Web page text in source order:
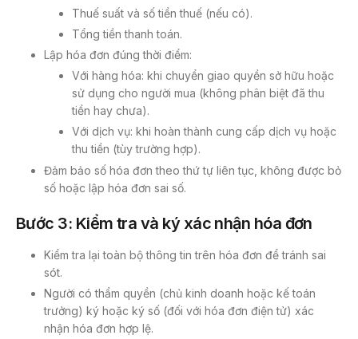
Thuế suất và số tiền thuế (nếu có).
Tổng tiền thanh toán.
Lập hóa đơn đúng thời điểm:
Với hàng hóa: khi chuyển giao quyền sở hữu hoặc
sử dụng cho người mua (không phân biệt đã thu
tiền hay chưa).
Với dịch vụ: khi hoàn thành cung cấp dịch vụ hoặc
thu tiền (tùy trường hợp).
Đảm bảo số hóa đơn theo thứ tự liên tục, không được bỏ
số hoặc lập hóa đơn sai số.
Bước 3: Kiểm tra và ký xác nhận hóa đơn
Kiểm tra lại toàn bộ thông tin trên hóa đơn để tránh sai
sót.
Người có thẩm quyền (chủ kinh doanh hoặc kế toán
trưởng) ký hoặc ký số (đối với hóa đơn điện tử) xác
nhận hóa đơn hợp lệ.